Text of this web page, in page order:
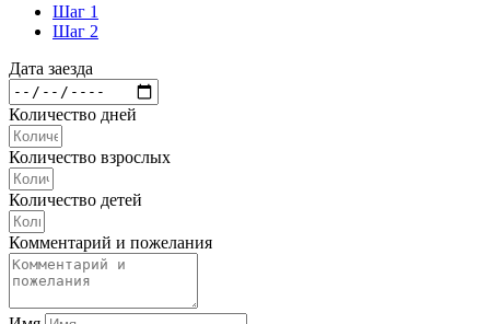
Шаг 1
Шаг 2
Дата заезда
Количество дней
Количество взрослых
Количество детей
Комментарий и пожелания